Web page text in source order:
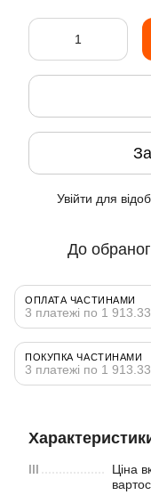
Увійти для
До
ОПЛАТА ЧАСТИНАМИ
3 платежі по 1
ПОКУПКА ЧАСТИНАМИ
3 платежі по 1
III
Ціна